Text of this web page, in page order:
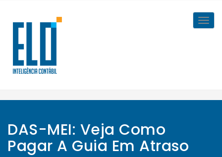
content
DAS-MEI: Veja Como
Pagar A Guia Em Atraso